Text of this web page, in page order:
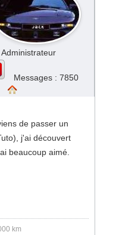
Administrateur
Messages : 7850
de passer un
j'ai découvert
beaucoup aimé.
km